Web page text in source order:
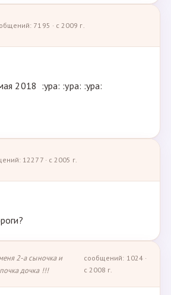
7195 · с 2009 г.
2018 :ура: :ура: :ура:
12277 · с 2005 г.
2-а сыночка и
дочка !!!
сообщений: 1024 ·
с 2008 г.